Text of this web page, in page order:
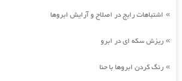
» اشتباهات رایج در اصلاح و آرایش ابروها
» ریزش سکه ای در ابرو
» رنگ کردن ابروها با حنا